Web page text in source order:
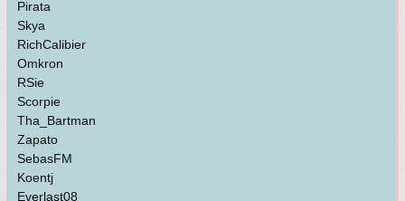
Pirata
Skya
RichCalibier
Omkron
RSie
Scorpie
Tha_Bartman
Zapato
SebasFM
Koentj
Everlast08